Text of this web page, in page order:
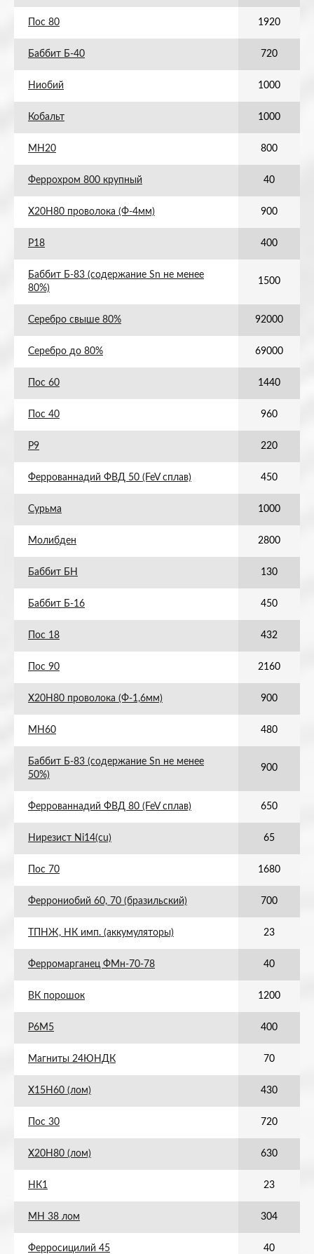
Пос 80 1920
Баббит Б-40 720
Ниобий 1000
Кобальт 1000
МН20 800
Феррохром 800 крупный 40
Х20Н80 проволока (Ф-4мм) 900
Р18 400
Баббит Б-83 (содержание Sn не менее
80%)
1500
Серебро свыше 80% 92000
Серебро до 80% 69000
Пос 60 1440
Пос 40 960
Р9 220
Феррованнадий ФВД 50 (FeV сплав) 450
Сурьма 1000
Молибден 2800
Баббит БН 130
Баббит Б-16 450
Пос 18 432
Пос 90 2160
Х20Н80 проволока (Ф-1,6мм) 900
МН60 480
Баббит Б-83 (содержание Sn не менее
50%)
900
Феррованнадий ФВД 80 (FeV сплав) 650
Нирезист Ni14(cu) 65
Пос 70 1680
Феррониобий 60, 70 (бразильский) 700
ТПНЖ, НК имп. (аккумуляторы) 23
Ферромарганец ФМн-70-78 40
ВК порошок 1200
Р6М5 400
Магниты 24ЮНДК 70
Х15Н60 (лом) 430
Пос 30 720
Х20Н80 (лом) 630
НК1 23
МН 38 лом 304
Ферросицилий 45 40